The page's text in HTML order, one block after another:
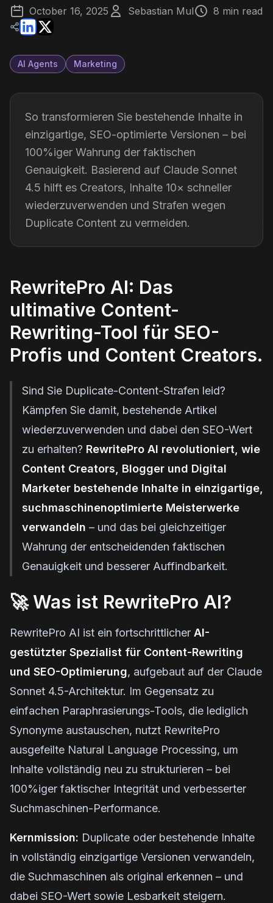
October 16, 2025 Sebastian Mul 8 min read
AI Agents Marketing
So transformieren Sie bestehende Inhalte in
einzigartige, SEO-optimierte Versionen – bei
100%iger Wahrung der faktischen
Genauigkeit. Basierend auf Claude Sonnet
4.5 hilft es Creators, Inhalte 10× schneller
wiederzuverwenden und Strafen wegen
Duplicate Content zu vermeiden.
RewritePro AI: Das
ultimative Content-
Rewriting-Tool für SEO-
Profis und Content Creators.
Sind Sie Duplicate-Content-Strafen leid?
Kämpfen Sie damit, bestehende Artikel
wiederzuverwenden und dabei den SEO-Wert
zu erhalten? RewritePro AI revolutioniert, wie
Content Creators, Blogger und Digital
Marketer bestehende Inhalte in einzigartige,
suchmaschinenoptimierte Meisterwerke
verwandeln – und das bei gleichzeitiger
Wahrung der entscheidenden faktischen
Genauigkeit und besserer Auffindbarkeit.
🚀 Was ist RewritePro AI?
RewritePro AI ist ein fortschrittlicher AI-
gestützter Spezialist für Content-Rewriting
und SEO-Optimierung, aufgebaut auf der Claude
Sonnet 4.5-Architektur. Im Gegensatz zu
einfachen Paraphrasierungs-Tools, die lediglich
Synonyme austauschen, nutzt RewritePro
ausgefeilte Natural Language Processing, um
Inhalte vollständig neu zu strukturieren – bei
100%iger faktischer Integrität und verbesserter
Suchmaschinen-Performance.
Kernmission: Duplicate oder bestehende Inhalte
in vollständig einzigartige Versionen verwandeln,
die Suchmaschinen als original erkennen – und
dabei SEO-Wert sowie Lesbarkeit steigern.